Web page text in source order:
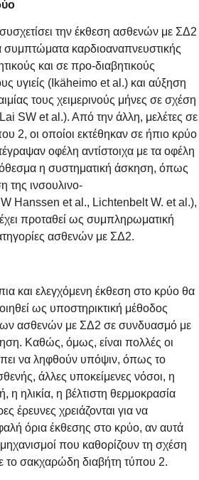
την έκθεση ασθενών με ΣΔ2
καρδιοαναπνευστικής
και σε προ-διαβητικούς
υγιείς (Ikäheimo et al.) και αύξηση
τους χειμερινούς μήνες σε σχέση
SW et al.). Από την άλλη, μελέτες σε
2, οι οποίοι εκτέθηκαν σε ήπιο κρύο
οφέλη αντίστοιχα με τα οφέλη
η συστηματική άσκηση, όπως
της ινσουλινο-
Hanssen et al., Lichtenbelt W. et al.),
προταθεί ως συμπληρωματική
ασθενών με ΣΔ2.
και ελεγχόμενη έκθεση στο κρύο θα
ως υποστηρικτική μέθοδος
ασθενών με ΣΔ2 σε συνδυασμό με
Καθώς, όμως, είναι πολλές οι
να ληφθούν υπόψιν, όπως το
άλλες υποκείμενες νόσοι, η
η ηλικία, η βέλτιστη θερμοκρασία
έρευνες χρειάζονται για να
όρια έκθεσης στο κρύο, αν αυτά
που καθορίζουν τη σχέση
το σακχαρώδη διαβήτη τύπου 2.